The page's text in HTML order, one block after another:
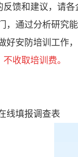
和建议，请各
，通过分析研究
好安防培训工作
收取培训费。
线填报调查表